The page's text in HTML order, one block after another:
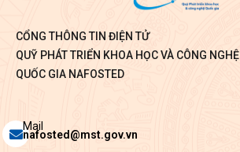
CỔNG THÔNG TIN ĐIỆN TỬ
QUỸ PHÁT TRIỂN KHOA HỌC VÀ CÔNG NGHỆ
QUỐC GIA NAFOSTED
Envelope
Mail
nafosted@mst.gov.vn